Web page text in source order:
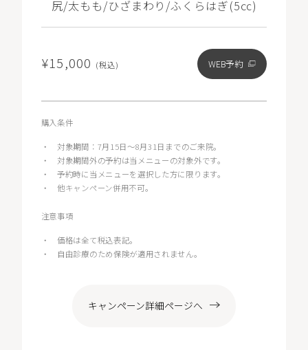
尻/太もも/ひざまわり/ふくらはぎ(5㏄)
¥15,000 (税込) WEB予約
購入条件
・ 対象期間：7月15日～8月31日までのご来院。
・ 対象期間外の予約は当メニューの対象外です。
・予約時に当メニューを選択した方に限ります。
・他キャンペーン併用不可。
注意事項
・価格は全て税込表記。
・
自由診療のため保険が適用されません。
キャンペーン詳細ページへ